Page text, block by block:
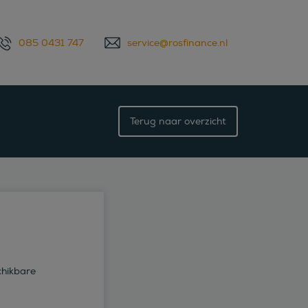
085 0431 747 service@rosfinance.nl
Terug naar overzicht